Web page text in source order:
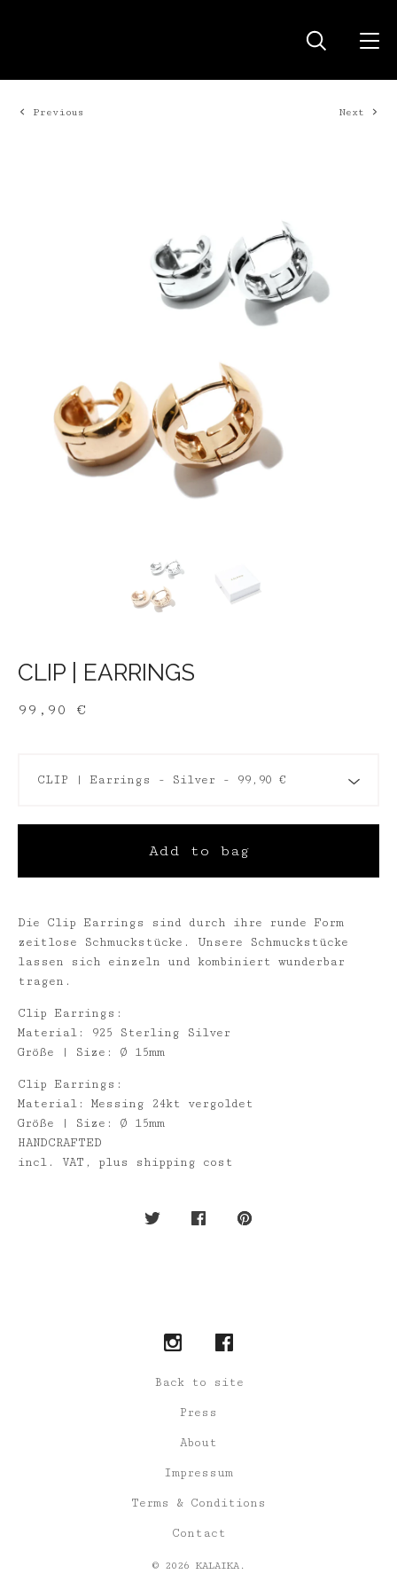
Previous Next
CLIP | EARRINGS
99,90 €
Add to bag
Die Clip Earrings sind durch ihre runde Form
zeitlose Schmuckstücke. Unsere Schmuckstücke
lassen sich einzeln und kombiniert wunderbar
tragen.
Clip Earrings:
Material: 925 Sterling Silver
Größe | Size: Ø 15mm
Clip Earrings:
Material: Messing 24kt vergoldet
Größe | Size: Ø 15mm
HANDCRAFTED
incl. VAT, plus shipping cost
Back to site
Press
About
Impressum
Terms & Conditions
Contact
© 2026 KALAIKA.